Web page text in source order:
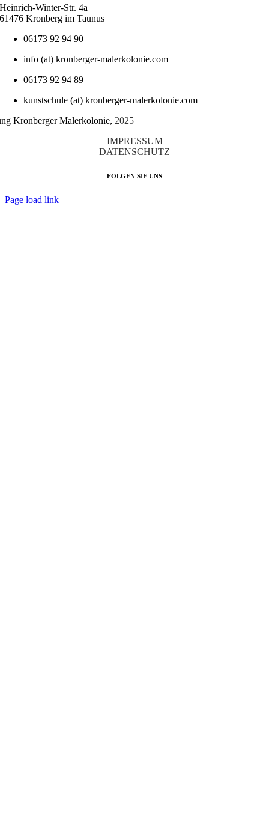
Heinrich-Winter-Str. 4a
61476 Kronberg im Taunus
06173 92 94 90
info (at) kronberger-malerkolonie.com
06173 92 94 89
kunstschule (at) kronberger-malerkolonie.com
Kronberger Malerkolonie, 2025
IMPRESSUM
DATENSCHUTZ
FOLGEN SIE UNS
Page load link